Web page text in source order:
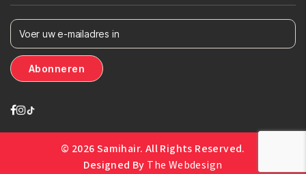
© 2026 Samihair. All Rights Reserved.
Designed By The Webdesign